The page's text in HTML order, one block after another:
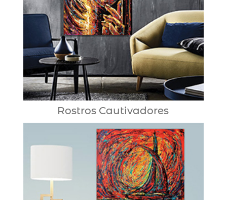
Rostros Cautivadores